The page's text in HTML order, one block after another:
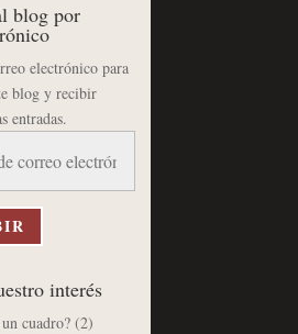
blog por
electrónico para
blog y recibir
entradas.
interés
cuadro? (2)